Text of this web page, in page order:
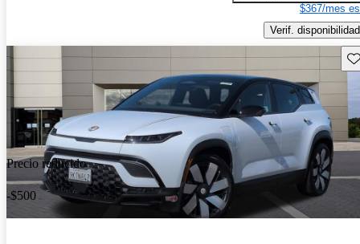
$367/mes
Verif. disponibilidad
Precio reducido
-$500